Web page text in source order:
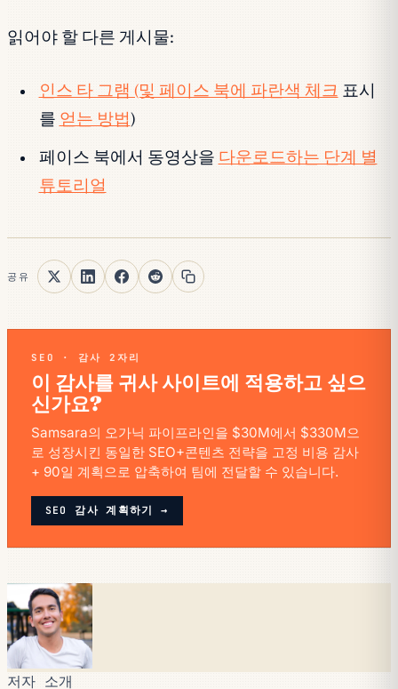
읽어야 할 다른 게시물:
인스 타 그램 (및 페이스 북에 파란색 체크 표시
를 얻는 방법 )
페이스 북에서 동영상을 다운로드하는 단계 별
튜토리얼
공유
SEO · 감사 2자리
이 감사를 귀사 사이트에 적용하고 싶으
신가요?
Samsara의 오가닉 파이프라인을 $30M에서 $330M으
로 성장시킨 동일한 SEO+콘텐츠 전략을 고정 비용 감사
+ 90일 계획으로 압축하여 팀에 전달할 수 있습니다.
SEO 감사 계획하기 →
저자 소개